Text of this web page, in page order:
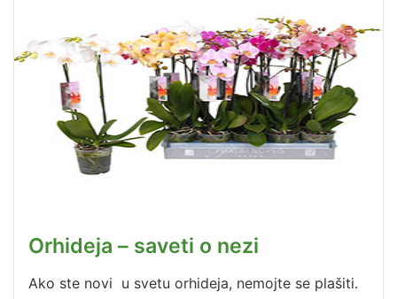
Orhideja – saveti o nezi
Ako ste novi u svetu orhideja, nemojte se plašiti.